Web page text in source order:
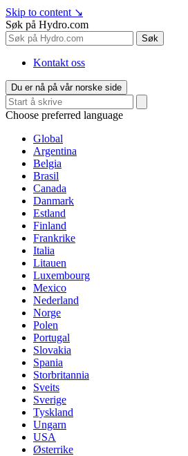
Skip to content ↘
Søk på Hydro.com
Søk
Kontakt oss
Du er nå på vår norske side
Choose preferred language
Global
Argentina
Belgia
Brasil
Canada
Danmark
Estland
Finland
Frankrike
Italia
Litauen
Luxembourg
Mexico
Nederland
Norge
Polen
Portugal
Slovakia
Spania
Storbritannia
Sveits
Sverige
Tyskland
Ungarn
USA
Østerrike